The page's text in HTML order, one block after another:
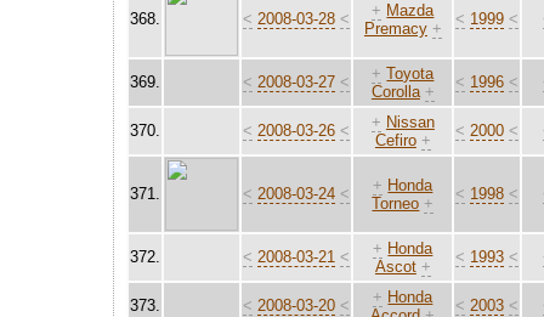
368. < 2008-03-28 < + Mazda
Premacy +
< 1999 <
369. < 2008-03-27 < + Toyota
Corolla +
< 1996 <
370. < 2008-03-26 < + Nissan
Cefiro +
< 2000 <
371. < 2008-03-24 < + Honda
Torneo +
< 1998 <
372. < 2008-03-21 < + Honda
Ascot +
< 1993 <
373. < 2008-03-20 < + Honda
< 2003 <